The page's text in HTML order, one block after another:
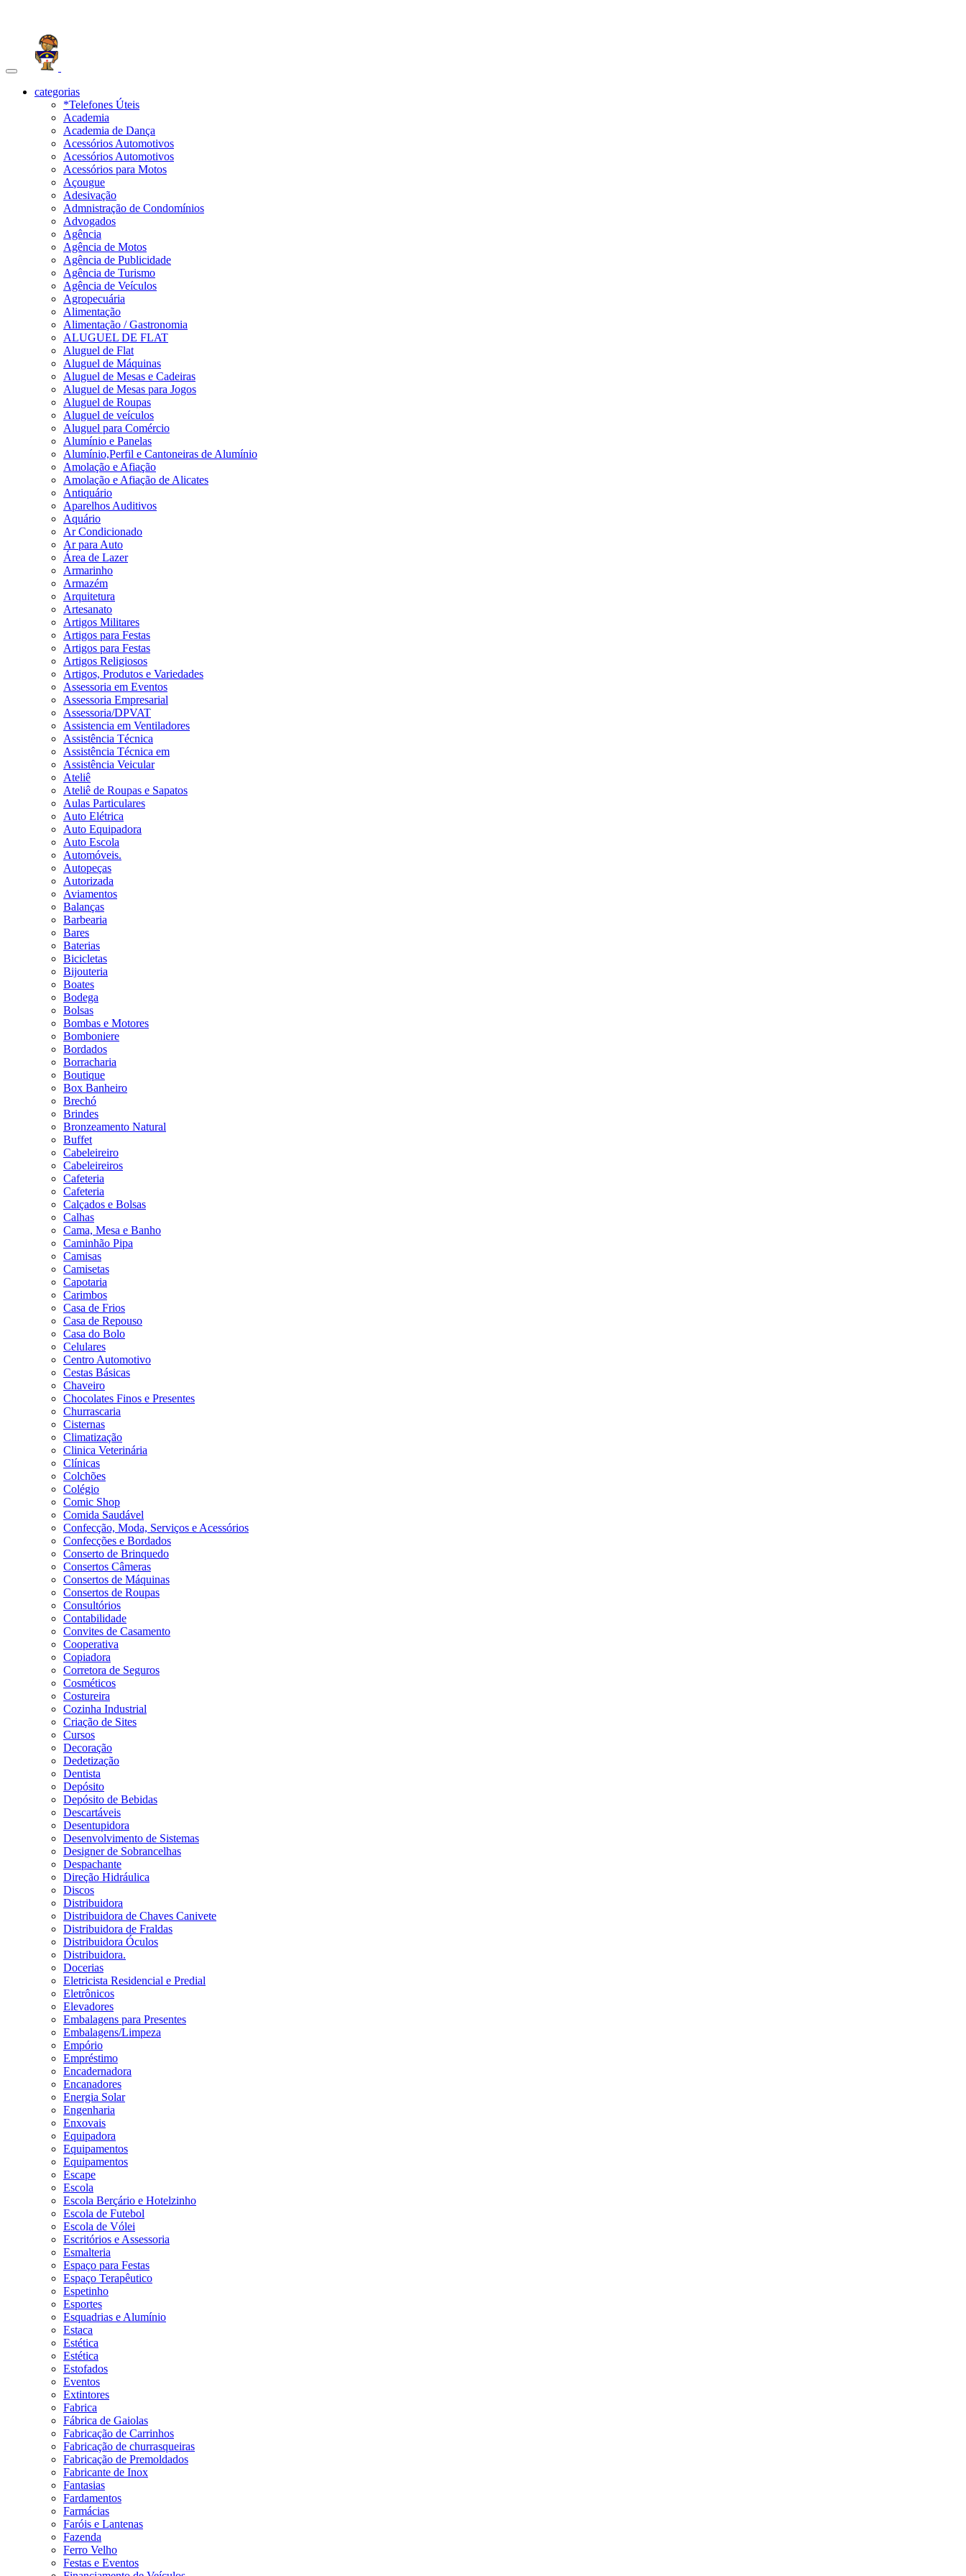
Toggle
navigationcategorias
*Telefones Úteis
Academia
Academia de Dança
Acessórios Automotivos
Acessórios Automotivos
Acessórios para Motos
Açougue
Adesivação
Admnistração de Condomínios
Advogados
Agência
Agência de Motos
Agência de Publicidade
Agência de Turismo
Agência de Veículos
Agropecuária
Alimentação
Alimentação / Gastronomia
ALUGUEL DE FLAT
Aluguel de Flat
Aluguel de Máquinas
Aluguel de Mesas e Cadeiras
Aluguel de Mesas para Jogos
Aluguel de Roupas
Aluguel de veículos
Aluguel para Comércio
Alumínio e Panelas
Alumínio,Perfil e Cantoneiras de Alumínio
Amolação e Afiação
Amolação e Afiação de Alicates
Antiquário
Aparelhos Auditivos
Aquário
Ar Condicionado
Ar para Auto
Área de Lazer
Armarinho
Armazém
Arquitetura
Artesanato
Artigos Militares
Artigos para Festas
Artigos para Festas
Artigos Religiosos
Artigos, Produtos e Variedades
Assessoria em Eventos
Assessoria Empresarial
Assessoria/DPVAT
Assistencia em Ventiladores
Assistência Técnica
Assistência Técnica em
Assistência Veicular
Ateliê
Ateliê de Roupas e Sapatos
Aulas Particulares
Auto Elétrica
Auto Equipadora
Auto Escola
Automóveis.
Autopeças
Autorizada
Aviamentos
Balanças
Barbearia
Bares
Baterias
Bicicletas
Bijouteria
Boates
Bodega
Bolsas
Bombas e Motores
Bomboniere
Bordados
Borracharia
Boutique
Box Banheiro
Brechó
Brindes
Bronzeamento Natural
Buffet
Cabeleireiro
Cabeleireiros
Cafeteria
Cafeteria
Calçados e Bolsas
Calhas
Cama, Mesa e Banho
Caminhão Pipa
Camisas
Camisetas
Capotaria
Carimbos
Casa de Frios
Casa de Repouso
Casa do Bolo
Celulares
Centro Automotivo
Cestas Básicas
Chaveiro
Chocolates Finos e Presentes
Churrascaria
Cisternas
Climatização
Clinica Veterinária
Clínicas
Colchões
Colégio
Comic Shop
Comida Saudável
Confecção, Moda, Serviços e Acessórios
Confecções e Bordados
Conserto de Brinquedo
Consertos Câmeras
Consertos de Máquinas
Consertos de Roupas
Consultórios
Contabilidade
Convites de Casamento
Cooperativa
Copiadora
Corretora de Seguros
Cosméticos
Costureira
Cozinha Industrial
Criação de Sites
Cursos
Decoração
Dedetização
Dentista
Depósito
Depósito de Bebidas
Descartáveis
Desentupidora
Desenvolvimento de Sistemas
Designer de Sobrancelhas
Despachante
Direção Hidráulica
Discos
Distribuidora
Distribuidora de Chaves Canivete
Distribuidora de Fraldas
Distribuidora Óculos
Distribuidora.
Docerias
Eletricista Residencial e Predial
Eletrônicos
Elevadores
Embalagens para Presentes
Embalagens/Limpeza
Empório
Empréstimo
Encadernadora
Encanadores
Energia Solar
Engenharia
Enxovais
Equipadora
Equipamentos
Equipamentos
Escape
Escola
Escola Berçário e Hotelzinho
Escola de Futebol
Escola de Vólei
Escritórios e Assessoria
Esmalteria
Espaço para Festas
Espaço Terapêutico
Espetinho
Esportes
Esquadrias e Alumínio
Estaca
Estética
Estética
Estofados
Eventos
Extintores
Fabrica
Fábrica de Gaiolas
Fabricação de Carrinhos
Fabricação de churrasqueiras
Fabricação de Premoldados
Fabricante de Inox
Fantasias
Fardamentos
Farmácias
Faróis e Lantenas
Fazenda
Ferro Velho
Festas e Eventos